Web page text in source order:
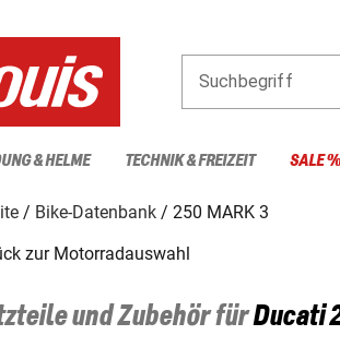
Suchbegriff
& HELME TECHNIK & FREIZEIT SALE %
Bike-Datenbank
250 MARK 3
zur Motorradauswahl
und Zubehör fürDucati